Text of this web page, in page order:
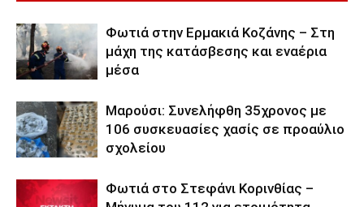
Φωτιά στην Ερμακιά Κοζάνης – Στη
μάχη της κατάσβεσης και εναέρια
μέσα
Μαρούσι: Συνελήφθη 35χρονος με
106 συσκευασίες χασίς σε προαύλιο
σχολείου
Φωτιά στο Στεφάνι Κορινθίας –